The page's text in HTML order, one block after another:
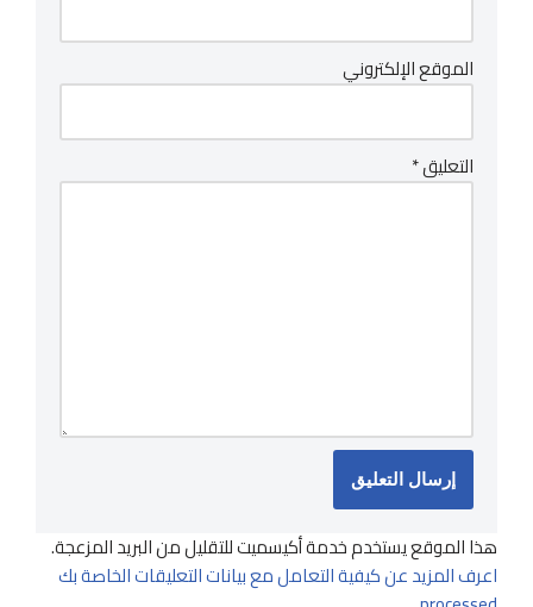
الموقع الإلكتروني
التعليق*
هذا الموقع يستخدم خدمة أكيسميت للتقليل من البريد المزعجة.
اعرف المزيد عن كيفية التعامل مع بيانات التعليقات الخاصة بك